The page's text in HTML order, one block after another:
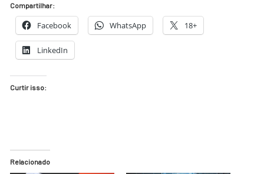
Compartilhar:
Facebook WhatsApp 18+
LinkedIn
Curtir isso:
Relacionado